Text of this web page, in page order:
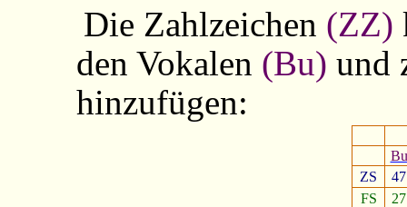
Die Zahlzeichen (ZZ)
den Vokalen (Bu) und
hinzufügen:
Bu
ZS
47
FS
27